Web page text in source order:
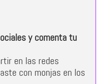
y comenta tu
en las redes
con monjas en los